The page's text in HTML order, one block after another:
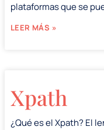
plataformas que se
LEER MÁS »
Xpath
¿Qué es el Xpath? El